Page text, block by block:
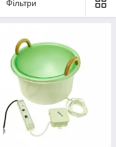
Фільтри